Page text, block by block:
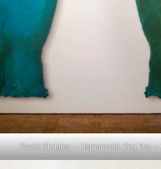
David Shrigley – Homemade Dog Toy –